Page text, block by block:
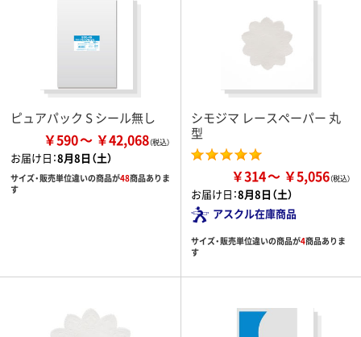
ピュアパック S シール無し
￥590 ￥42,068
お届け日：8月8日（土）
サイズ・販売単位違いの商品が48商品ありま
す
シモジマ レースペーパー 丸
型
￥314 ￥5,056
お届け日：8月8日（土）
アスクル在庫商品
サイズ・販売単位違いの商品が4商品ありま
す